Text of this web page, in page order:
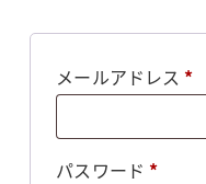
メールアドレス *必
パスワード *必